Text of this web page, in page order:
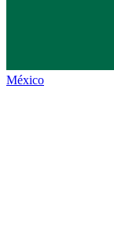
México